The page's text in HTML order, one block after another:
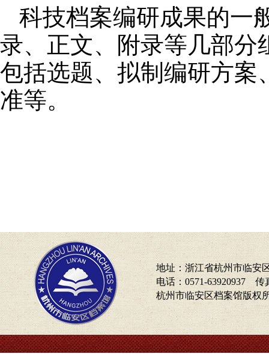
科技档案编研成果的一
录、正文、附录等几部分
包括选题、拟制编研方案
准等。
地址：浙江省杭州市临安
电话：0571-63920937 传
杭州市临安区档案馆版权